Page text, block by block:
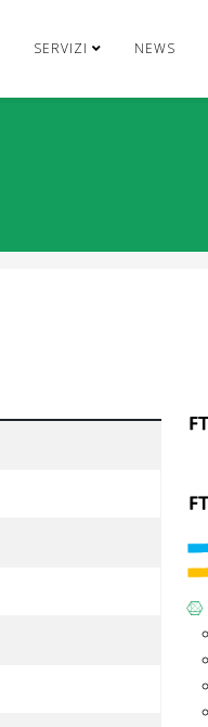
SERVIZI NEWS